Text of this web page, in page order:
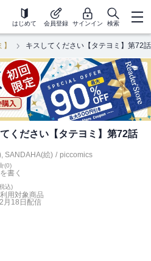
はじめて 会員登録 サインイン 検索
キスしてください【タテヨミ】第72話
ください【タテヨミ】第72話
, SANDAHA(絵) / piccomics
(0)
書く
込)
用対象商品
月18日 配信